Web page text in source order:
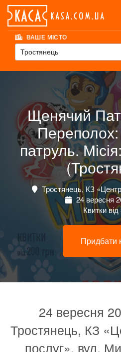
ВАШЕ МІСТО
Тростянець
Щенячий
патруль.
Тростянець, КЗ
24 вересня
Квитки від
Придбати
24 вересня
Тростянець, КЗ
послуг», вул.